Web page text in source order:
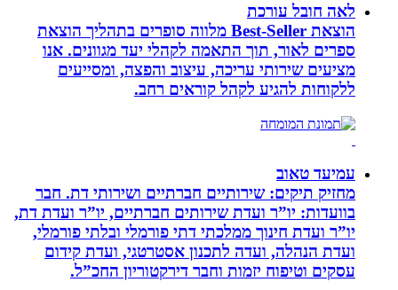
לאה חובל עורכת
הוצאת Best-Seller מלווה סופרים בתהליך הוצאת
ספרים לאור, תוך התאמה לקהלי יעד מגוונים. אנו
מציעים שירותי עריכה, עיצוב והפצה, ומסייעים
ללקוחות להגיע לקהל קוראים רחב.
עמיעד טאוב
מחזיק תיקים: שירותיים חברתיים ושירותי דת. חבר
בוועדות: יו”ר ועדת שירותים חברתיים, יו”ר ועדת דת,
יו”ר ועדת חינוך ממלכתי דתי פורמלי ובלתי פורמלי,
ועדת הנהלה, ועדה לתכנון אסטרטגי, ועדת קידום
עסקים וטיפוח יזמות וחבר דירקטוריון החכ”ל.